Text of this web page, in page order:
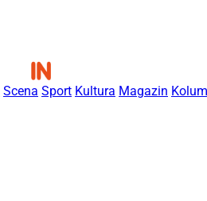
Scena Sport Kultura Magazin